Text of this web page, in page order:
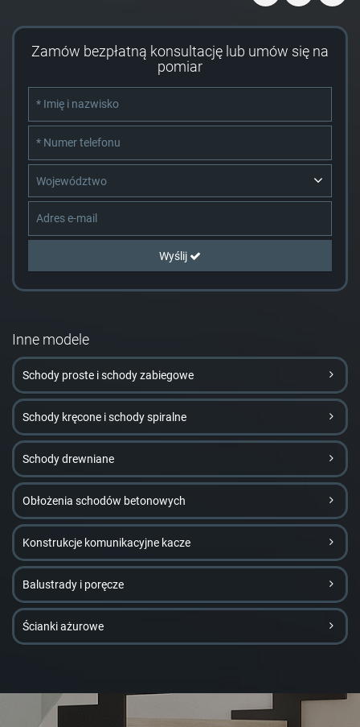
Zamów bezpłatną konsultację lub umów się na
pomiar
Województwo
Wyślij
Inne modele
Schody proste i schody zabiegowe
Schody kręcone i schody spiralne
Schody drewniane
Obłożenia schodów betonowych
Konstrukcje komunikacyjne kacze
Balustrady i poręcze
Ścianki ażurowe